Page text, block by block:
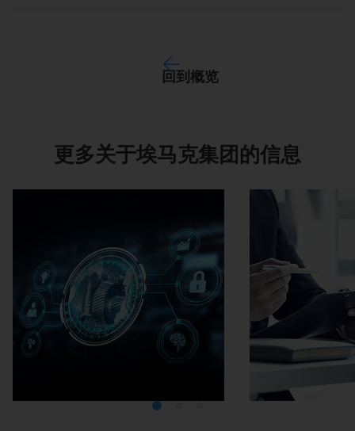
回到概览
更多关于埃马克集团的信息